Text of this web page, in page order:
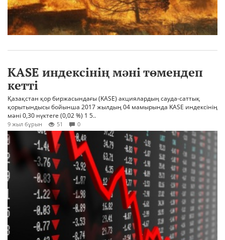
KASE индексінің мәні төмендеп
кетті
Қазақстан қор биржасындағы (KASE) акциялардың сауда-саттық
қорытындысы бойынша 2017 жылдың 04 мамырында KASE индексінің
мәні 0,30 нүктеге (0,02 %) 1 5..
9 жыл бұрын 51 0